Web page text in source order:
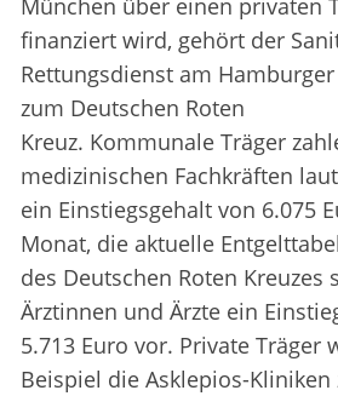
München über einen privaten
finanziert wird, gehört der
Rettungsdienst am
zum Deutschen Roten
Kreuz. Kommunale Träger
medizinischen Fachkräften
ein Einstiegsgehalt von 6.075
Monat, die aktuelle
des Deutschen Roten Kreuzes
Ärztinnen und Ärzte ein
5.713 Euro vor. Private Träger
Beispiel die Asklepios-Kliniken